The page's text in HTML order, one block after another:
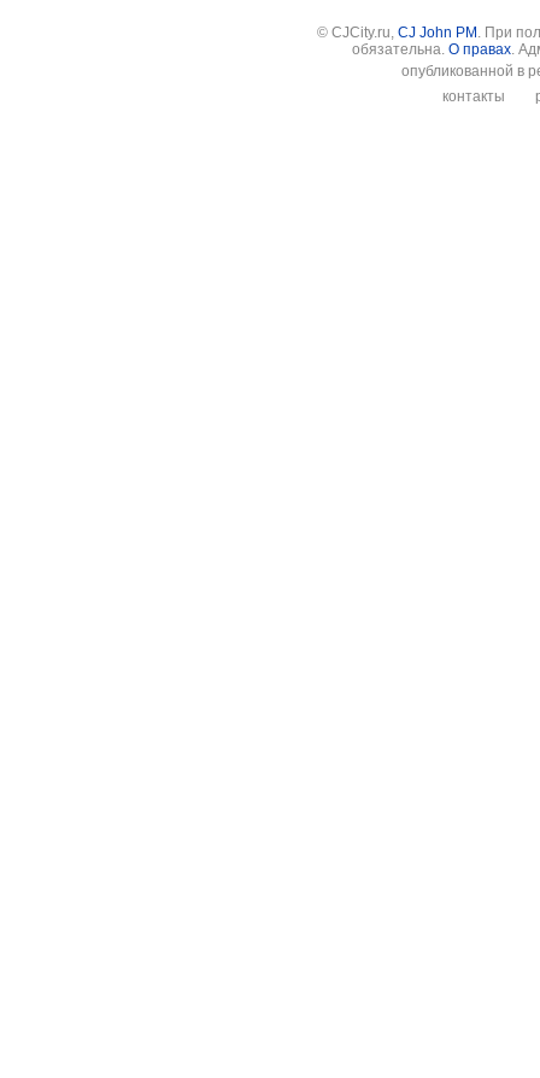
© CJCity.ru, CJ John PM . При
обязательна. О правах.
опубликованной в
контакты